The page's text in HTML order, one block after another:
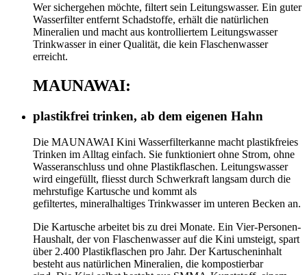
Wer sichergehen möchte, filtert sein Leitungswasser. Ein guter
Wasserfilter entfernt Schadstoffe, erhält die natürlichen
Mineralien und macht aus kontrolliertem Leitungswasser
Trinkwasser in einer Qualität, die kein Flaschenwasser
erreicht.
MAUNAWAI:
plastikfrei trinken, ab dem eigenen Hahn
Die MAUNAWAI Kini Wasserfilterkanne macht plastikfreies
Trinken im Alltag einfach. Sie funktioniert ohne Strom, ohne
Wasseranschluss und ohne Plastikflaschen. Leitungswasser
wird eingefüllt, fliesst durch Schwerkraft langsam durch die
mehrstufige Kartusche und kommt als
gefiltertes, mineralhaltiges Trinkwasser im unteren Becken an.
Die Kartusche arbeitet bis zu drei Monate. Ein Vier-Personen-
Haushalt, der von Flaschenwasser auf die Kini umsteigt, spart
über 2.400 Plastikflaschen pro Jahr. Der Kartuscheninhalt
besteht aus natürlichen Mineralien, die kompostierbar